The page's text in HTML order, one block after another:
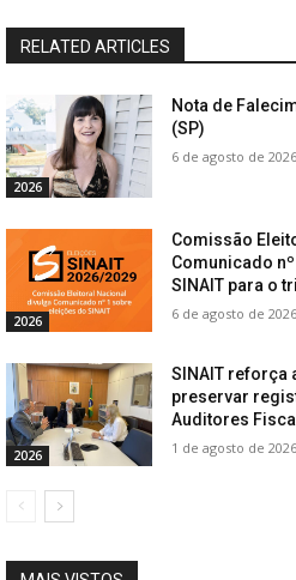
RELATED ARTICLES
2026
Nota de
(SP)
6 de agosto de 2026
2026
Comissão
Comunicado
SINAIT para o
6 de agosto de 2026
2026
SINAIT reforça
preservar
Auditores
1 de agosto de 2026